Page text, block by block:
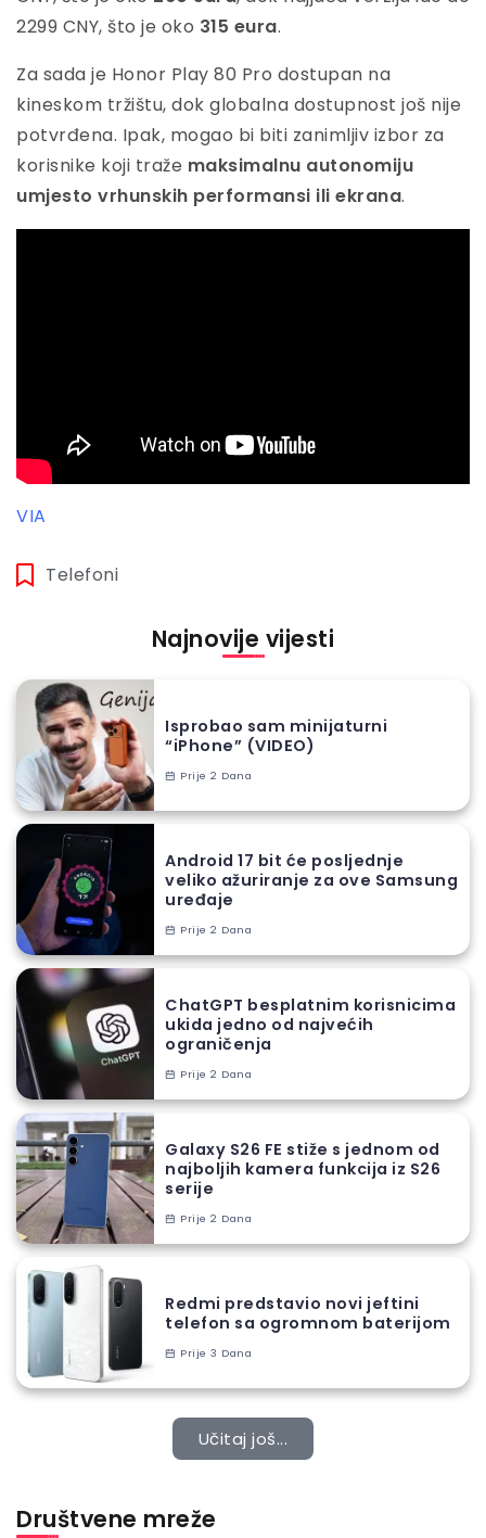
2299 CNY, što je oko 315 eura.
Za sada je Honor Play 80 Pro dostupan na
kineskom tržištu, dok globalna dostupnost još nije
potvrđena. Ipak, mogao bi biti zanimljiv izbor za
korisnike koji traže maksimalnu autonomiju
umjesto vrhunskih performansi ili ekrana.
VIA
Telefoni
Najnovije vijesti
Isprobao sam minijaturni
“iPhone” (VIDEO)
Prije 2 Dana
Android 17 bit će posljednje
veliko ažuriranje za ove Samsung
uređaje
Prije 2 Dana
ChatGPT besplatnim korisnicima
ukida jedno od najvećih
ograničenja
Prije 2 Dana
Galaxy S26 FE stiže s jednom od
najboljih kamera funkcija iz S26
serije
Prije 2 Dana
Redmi predstavio novi jeftini
telefon sa ogromnom baterijom
Prije 3 Dana
Učitaj još...
Društvene mreže